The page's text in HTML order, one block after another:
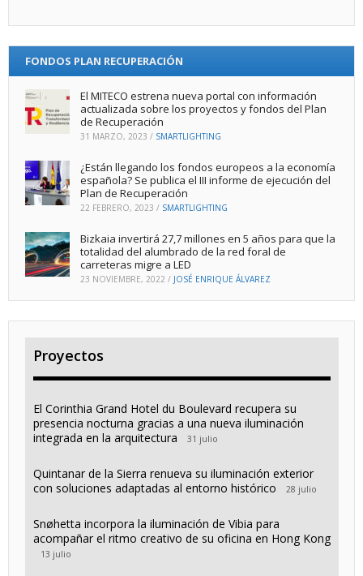
FONDOS PLAN RECUPERACIÓN
El MITECO estrena nueva portal con información
actualizada sobre los proyectos y fondos del Plan
de Recuperación
31 MARZO, 2023 / SMARTLIGHTING
¿Están llegando los fondos europeos a la economía
española? Se publica el III informe de ejecución del
Plan de Recuperación
22 FEBRERO, 2023 / SMARTLIGHTING
Bizkaia invertirá 27,7 millones en 5 años para que la
totalidad del alumbrado de la red foral de
carreteras migre a LED
23 NOVIEMBRE, 2022 / JOSÉ ENRIQUE ÁLVAREZ
Proyectos
El Corinthia Grand Hotel du Boulevard recupera su
presencia nocturna gracias a una nueva iluminación
integrada en la arquitectura
31 julio
Quintanar de la Sierra renueva su iluminación exterior
con soluciones adaptadas al entorno histórico
28 julio
Snøhetta incorpora la iluminación de Vibia para
acompañar el ritmo creativo de su oficina en Hong Kong
13 julio